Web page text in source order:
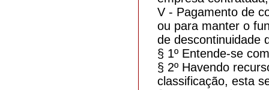
V - Pagamento de
ou para manter o
de descontinuidade
§ 1º Entende-se
§ 2º Havendo
classificação, esta